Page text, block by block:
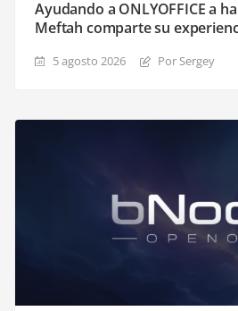
Ayudando a ONLYOFFICE a
Meftah comparte su
5 agosto 2026 Por Sergey